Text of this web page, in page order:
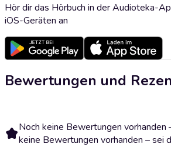
Hör dir das Hörbuch in der Audioteka-
iOS-Geräten an
Bewertungen und
Noch keine Bewertungen vorhanden
keine Bewertungen vorhanden – sei